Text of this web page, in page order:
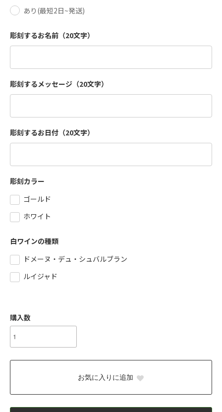
あり(最短2日~発送)
彫刻するお名前（20文字）
彫刻するメッセージ（20文字）
彫刻するお日付（20文字）
彫刻カラー
ゴールド
ホワイト
白ワインの種類
ドメーヌ・デュ・シュバルブラン
ルイジャド
購入数
お気に入りに追加